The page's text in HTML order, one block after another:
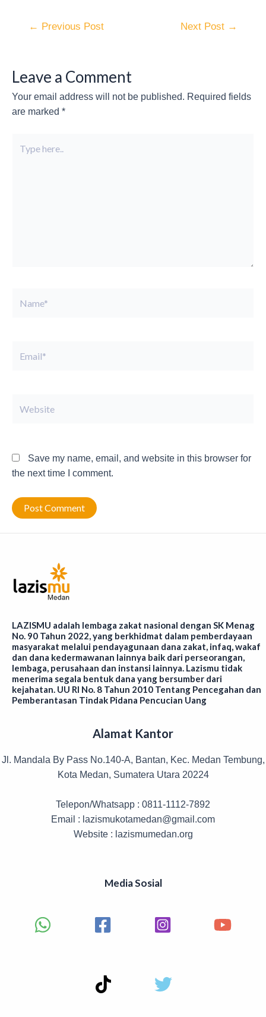
← Previous Post Next Post →
Leave a Comment
Your email address will not be published. Required fields
are marked *
here..
Save my name, email, and website in this browser for
the next time I comment.
LAZISMU adalah lembaga zakat nasional dengan SK Menag
No. 90 Tahun 2022, yang berkhidmat dalam pemberdayaan
masyarakat melalui pendayagunaan dana zakat, infaq, wakaf
dan dana kedermawanan lainnya baik dari perseorangan,
lembaga, perusahaan dan instansi lainnya. Lazismu tidak
menerima segala bentuk dana yang bersumber dari
kejahatan. UU RI No. 8 Tahun 2010 Tentang Pencegahan dan
Pemberantasan Tindak Pidana Pencucian Uang
Alamat Kantor
Jl. Mandala By Pass No.140-A, Bantan, Kec. Medan Tembung,
Kota Medan, Sumatera Utara 20224
Telepon/Whatsapp : 0811-1112-7892
Email : lazismukotamedan@gmail.com
Website : lazismumedan.org
Media Sosial